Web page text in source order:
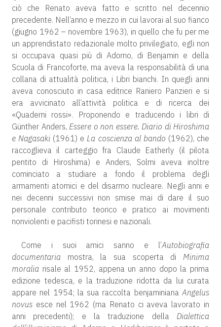
ciò che Renato aveva fatto e scritto nel decennio
precedente. Nell’anno e mezzo in cui lavorai al suo fianco
(giugno 1962 – novembre 1963), in quello che fu per me
un apprendistato redazionale molto privilegiato, egli non
si occupava quasi più di Adorno, di Benjamin e della
Scuola di Francoforte, ma aveva la responsabilità di una
collana di attualità politica, i Libri bianchi. In quegli anni
aveva conosciuto in casa editrice Raniero Panzieri e si
era avvicinato all’attività politica e di ricerca dei
«Quaderni rossi». Proponendo e traducendo i libri di
Günther Anders, Essere o non essere. Diario di Hiroshima
e Nagasaki (1961) eLa coscienza al bando (1962), che
raccoglieva il carteggio fra Claude Eatherly (il pilota
pentito di Hiroshima) e Anders, Solmi aveva inoltre
cominciato a studiare a fondo il problema degli
armamenti atomici e del disarmo nucleare. Negli anni e
nei decenni successivi non smise mai di dare il suo
personale contributo teorico e pratico ai movimenti
nonviolenti e pacifisti torinesi e nazionali.
Come i suoi amici sanno e l’Autobiografia
documentaria mostra, la sua scoperta di Minima
moralia risale al 1952, appena un anno dopo la prima
edizione tedesca, e la traduzione ridotta da lui curata
appare nel 1954; la sua raccolta benjaminiana Angelus
novus esce nel 1962 (ma Renato ci aveva lavorato in
anni precedenti); e la traduzione della Dialettica